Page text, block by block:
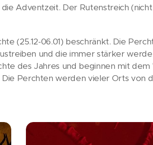
Adventzeit. Der Rutenstreich
(25.12-06.01) beschränkt. Die
und die immer stärker
des Jahres und beginnen mit dem
Die Perchten werden vieler Orts von